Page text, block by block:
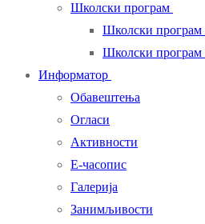
Школски програм
Школски програм
Школски програм
Информатор
Обавештења
Огласи
Активности
Е-часопис
Галерија
Занимљивости